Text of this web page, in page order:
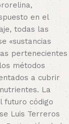
en el
todas las
«sustancias
pertenecientes
métodos
a cubrir
La
futuro código
Luis Terreros